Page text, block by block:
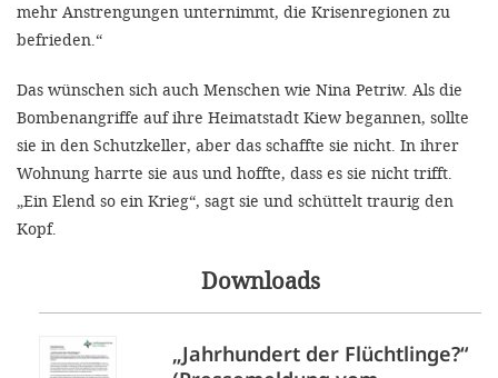
mehr Anstrengungen unternimmt, die Krisenregionen zu
befrieden.“
Das wünschen sich auch Menschen wie Nina Petriw. Als die
Bombenangriffe auf ihre Heimatstadt Kiew begannen, sollte
sie in den Schutzkeller, aber das schaffte sie nicht. In ihrer
Wohnung harrte sie aus und hoffte, dass es sie nicht trifft.
„Ein Elend so ein Krieg“, sagt sie und schüttelt traurig den
Kopf.
Downloads
„Jahrhundert der Flüchtlinge?“